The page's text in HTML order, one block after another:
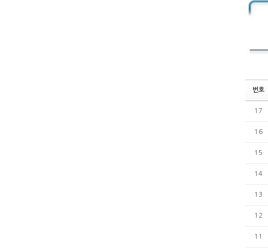
번호
17
16
15
14
13
12
11